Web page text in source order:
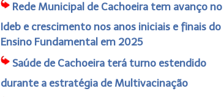
Rede Municipal de Cachoeira tem avanço no
Ideb e crescimento nos anos iniciais e finais do
Ensino Fundamental em 2025
Saúde de Cachoeira terá turno estendido
durante a estratégia de Multivacinação